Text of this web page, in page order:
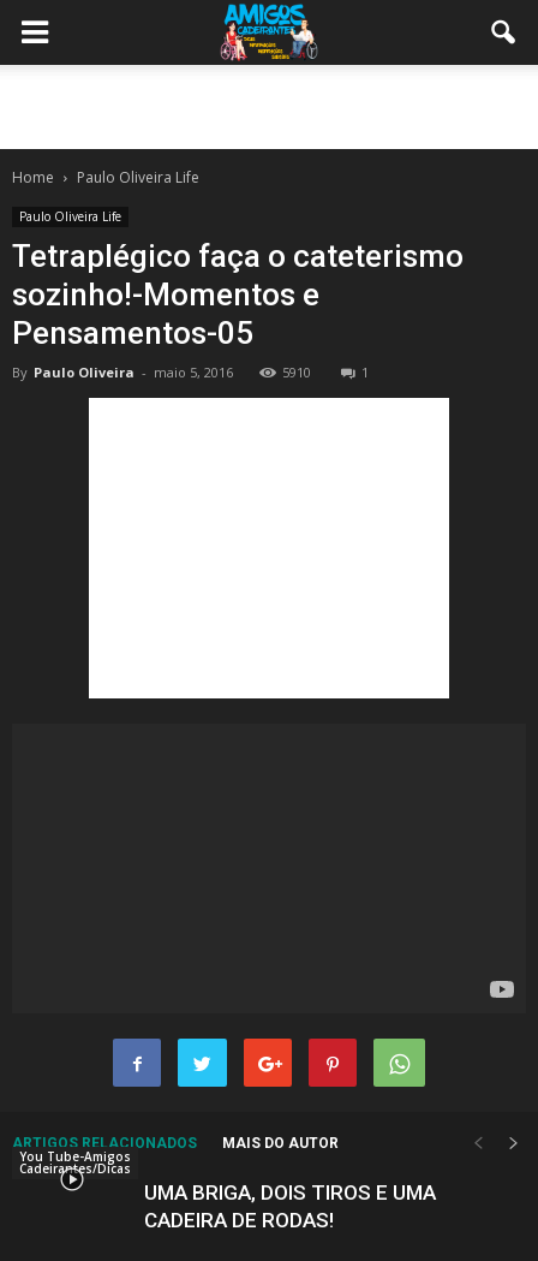
Home Paulo Oliveira Life
Paulo Oliveira Life
Tetraplégico faça o cateterismo
sozinho!-Momentos e
Pensamentos-05
By Paulo Oliveira - maio 5, 2016 5910 1
ARTIGOS RELACIONADOS MAIS DO AUTOR
You Tube-Amigos
Cadeirantes/Dicas
UMA BRIGA, DOIS TIROS E UMA
CADEIRA DE RODAS!